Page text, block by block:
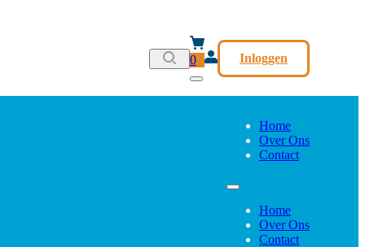
0 Inloggen
Home
Over Ons
Contact
Home
Over Ons
Contact